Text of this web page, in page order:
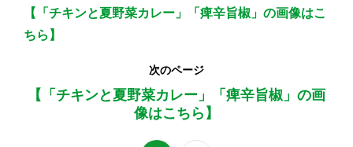
【「チキンと夏野菜カレー」「痺辛旨椒」の画像はこ
ちら】
次のページ
【「チキンと夏野菜カレー」「痺辛旨椒」の画
像はこちら】